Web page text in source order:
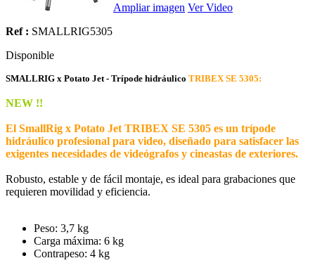
Ampliar imagen Ver Video
Ref : SMALLRIG5305
Disponible
SMALLRIG x Potato Jet - Trípode hidráulico TRIBEX SE 5305:
NEW !!
El SmallRig x Potato Jet TRIBEX SE 5305 es un trípode
hidráulico profesional para video, diseñado para satisfacer las
exigentes necesidades de videógrafos y cineastas de exteriores.
Robusto, estable y de fácil montaje, es ideal para grabaciones que
requieren movilidad y eficiencia.
Peso: 3,7 kg
Carga máxima: 6 kg
Contrapeso: 4 kg